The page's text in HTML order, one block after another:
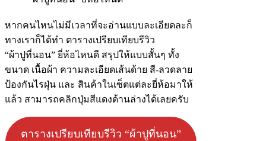
หากคนไหนไม่มีเวลาที่จะอ่านแบบละเอียดละก็
ทางเราก็ได้ทำ ตารางเปรียบเทียบรีวิว
“ผ้าปูที่นอน” ยี่ห้อไหนดี สรุปให้แบบสั้นๆ ทั้ง
ขนาด เนื้อผ้า ความละเอียดเส้นด้าย สี-ลวดลาย
ป้องกันไรฝุ่น และ สินค้าในเซ็ตแต่ละยี่ห้อมาให้
แล้ว สามารถคลิกปุ่มสีแดงด้านล่างได้เลยครับ
ตารางเปรียบเทียบรีวิว “ผ้าปูที่นอน”